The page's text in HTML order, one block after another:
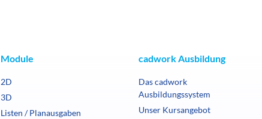
Module
2D
3D
Listen / Planausgaben
cadwork Ausbildung
Das cadwork
Ausbildungssystem
Unser Kursangebot